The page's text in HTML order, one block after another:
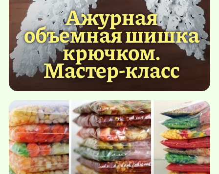
Ажурная
объемная шишка
крючком.
Мастер-класс